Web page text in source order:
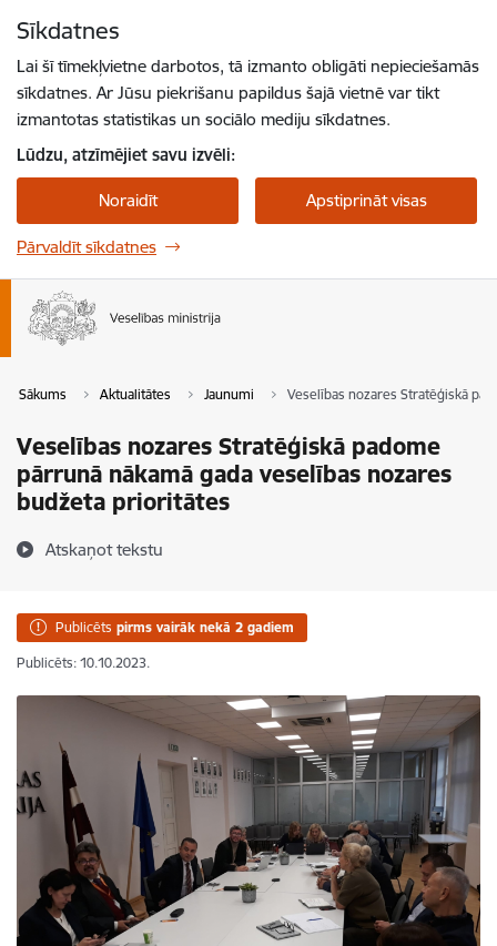
Sīkdatnes
Lai šī tīmekļvietne darbotos, tā izmanto obligāti nepieciešamās
sīkdatnes. Ar Jūsu piekrišanu papildus šajā vietnē var tikt
izmantotas statistikas un sociālo mediju sīkdatnes.
Lūdzu, atzīmējiet savu izvēli:
Noraidīt Apstiprināt visas
Pārvaldīt sīkdatnes
Sākums Aktualitātes Jaunumi Veselības nozares Stratēģiskā
Veselības nozares Stratēģiskā padome
pārrunā nākamā gada veselības nozares
budžeta prioritātes
Atskaņot tekstu
Publicēts pirms vairāk nekā 2 gadiem
Publicēts: 10.10.2023.